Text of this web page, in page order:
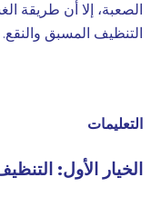
الصعبة، إلا أن طريقة
التنظيف المسبق والنقع.
التعليمات
الخيار الأول: